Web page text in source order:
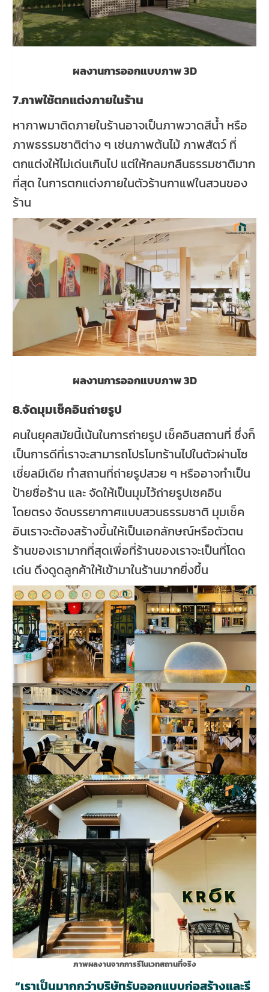
ผลงานการออกแบบภาพ 3D
7.ภาพใช้ตกแต่งภายในร้าน
หาภาพมาติดภายในร้านอาจเป็นภาพวาดสีน้ำ หรือ
ภาพธรรมชาติต่าง ๆ เช่นภาพต้นไม้ ภาพสัตว์ ที่
ตกแต่งให้ไม่เด่นเกินไป แต่ให้กลมกลืนธรรมชาติมาก
ที่สุด ในการตกแต่งภายในตัวร้านกาแฟในสวนของ
ร้าน
ผลงานการออกแบบภาพ 3D
8.จัดมุมเช็คอินถ่ายรูป
คนในยุคสมัยนี้เน้นในการถ่ายรูป เช็คอินสถานที่ ซึ่งก็
เป็นการดีที่เราจะสามารถโปรโมทร้านไปในตัวผ่านโซ
เชี่ยลมีเดีย ทำสถานที่ถ่ายรูปสวย ๆ หรืออาจทำเป็น
ป้ายชื่อร้าน และ จัดให้เป็นมุมไว้ถ่ายรูปเชคอิน
โดยตรง จัดบรรยากาศแบบสวนธรรมชาติ มุมเช็ค
อินเราจะต้องสร้างขึ้นให้เป็นเอกลักษณ์หรือตัวตน
ร้านของเรามากที่สุดเพื่อที่ร้านของเราจะเป็นที่โดด
เด่น ดึงดูดลูกค้าให้เข้ามาในร้านมากยิ่งขึ้น
ภาพผลงานจากการรีโนเวทสถานที่จริง
“เราเป็นมากกว่าบริษัทรับออกแบบก่อสร้างและรี